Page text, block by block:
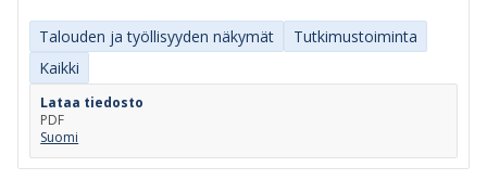
Talouden ja työllisyyden näkymät
Tutkimustoiminta
Kaikki
Lataa tiedosto
PDF
Suomi